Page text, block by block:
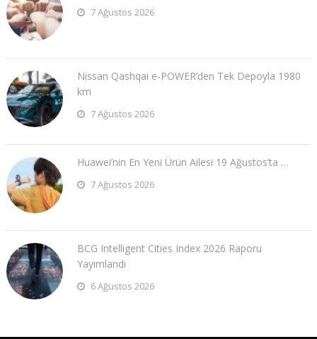
7 Ağustos 2026
Nissan Qashqai e-POWER’den Tek Depoyla 1980
km
7 Ağustos 2026
Huawei’nin En Yeni Ürün Ailesi 19 Ağustos’ta …
7 Ağustos 2026
BCG Intelligent Cities Index 2026 Raporu
Yayımlandı
6 Ağustos 2026